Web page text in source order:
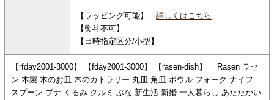
【ラッピング可能】 詳しくはこちら
【熨斗不可】
【日時指定区分/小型】
【rfday2001-3000】 【fday2001-3000】 【rasen-dish】 Rasen ラセ
ン 木製 木のお皿 木のカトラリー 丸皿 角皿 ボウル フォーク ナイフ
スプーン ブナ くるみ クルミ ぶな 新生活 新婚 一人暮らし あたたかい